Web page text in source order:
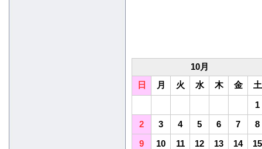
10月
日
月 火 水 木 金
土
1
2
3 4 5 6 7
8
9
10 11 12 13 14
15